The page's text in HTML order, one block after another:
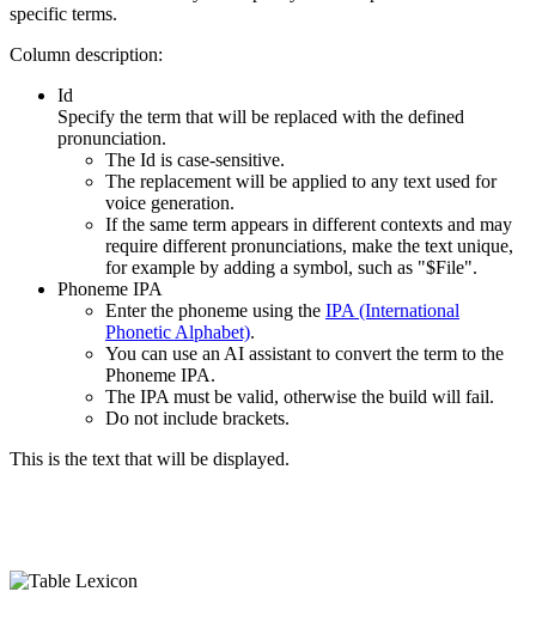
specific terms.
Column description:
Id
Specify the term that will be replaced with the defined
pronunciation.
The Id is case-sensitive.
The replacement will be applied to any text used for
voice generation.
If the same term appears in different contexts and may
require different pronunciations, make the text unique,
for example by adding a symbol, such as "$File".
Phoneme IPA
Enter the phoneme using the IPA (International
Phonetic Alphabet).
You can use an AI assistant to convert the term to the
Phoneme IPA.
The IPA must be valid, otherwise the build will fail.
Do not include brackets.
This is the text that will be displayed.